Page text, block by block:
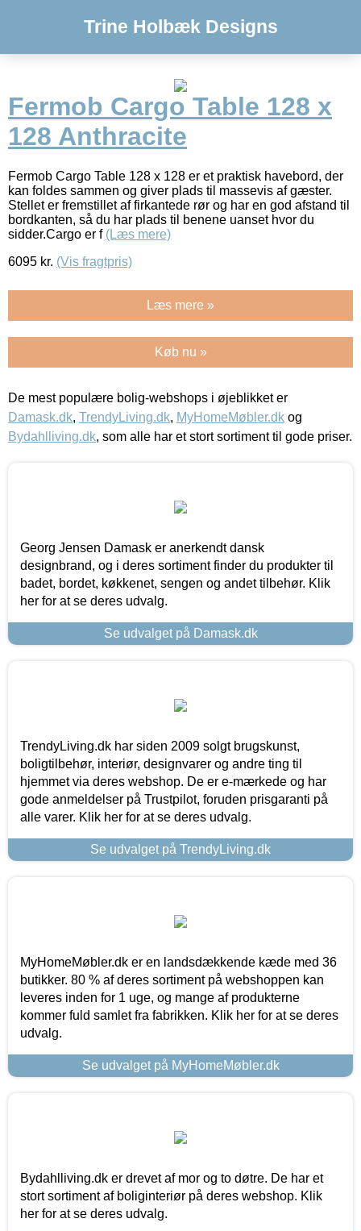
Trine Holbæk Designs
Fermob Cargo Table 128 x
128 Anthracite
Fermob Cargo Table 128 x 128 er et praktisk havebord, der
kan foldes sammen og giver plads til massevis af gæster.
Stellet er fremstillet af firkantede rør og har en god afstand til
bordkanten, så du har plads til benene uanset hvor du
sidder.Cargo er f (Læs mere)
6095 kr. (Vis fragtpris)
Læs mere »
Køb nu »
De mest populære bolig-webshops i øjeblikket er
Damask.dk, TrendyLiving.dk, MyHomeMøbler.dk og
Bydahlliving.dk, som alle har et stort sortiment til gode priser.
Georg Jensen Damask er anerkendt dansk
designbrand, og i deres sortiment finder du produkter til
badet, bordet, køkkenet, sengen og andet tilbehør. Klik
her for at se deres udvalg.
Se udvalget på Damask.dk
TrendyLiving.dk har siden 2009 solgt brugskunst,
boligtilbehør, interiør, designvarer og andre ting til
hjemmet via deres webshop. De er e-mærkede og har
gode anmeldelser på Trustpilot, foruden prisgaranti på
alle varer. Klik her for at se deres udvalg.
Se udvalget på TrendyLiving.dk
MyHomeMøbler.dk er en landsdækkende kæde med 36
butikker. 80 % af deres sortiment på webshoppen kan
leveres inden for 1 uge, og mange af produkterne
kommer fuld samlet fra fabrikken. Klik her for at se deres
udvalg.
Se udvalget på MyHomeMøbler.dk
Bydahlliving.dk er drevet af mor og to døtre. De har et
stort sortiment af boliginteriør på deres webshop. Klik
her for at se deres udvalg.